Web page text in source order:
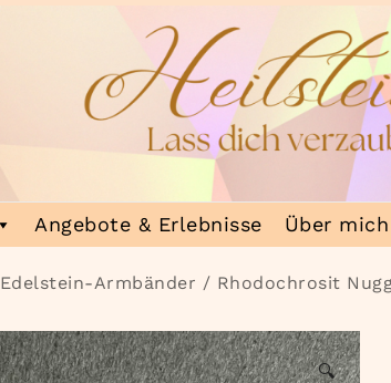
Angebote & Erlebnisse Über mich
Edelstein-Armbänder / Rhodochrosit
🔍